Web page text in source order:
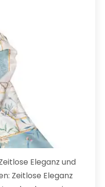
Eleganz und
Zeitlose Eleganz